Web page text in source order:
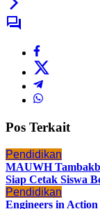
Pos Terkait
Pendidikan
MAUWH
Siap Cetak Siswa
Pendidikan
Engineers in